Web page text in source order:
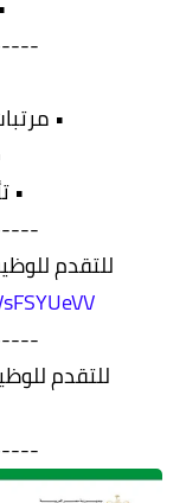
•
•
للتقدم
للتقدم